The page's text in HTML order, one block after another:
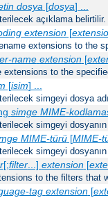
dosya[dosya] ...
açıklama belirtilir.
extension[
extensions to the
name extension[
extensions to the
[isim] ...
simgeyi dosya
simge MIME-
simgeyi
MIME-türü[MIME-
simgeyi
[;filter...] extension[
to the filters that
tag extension[